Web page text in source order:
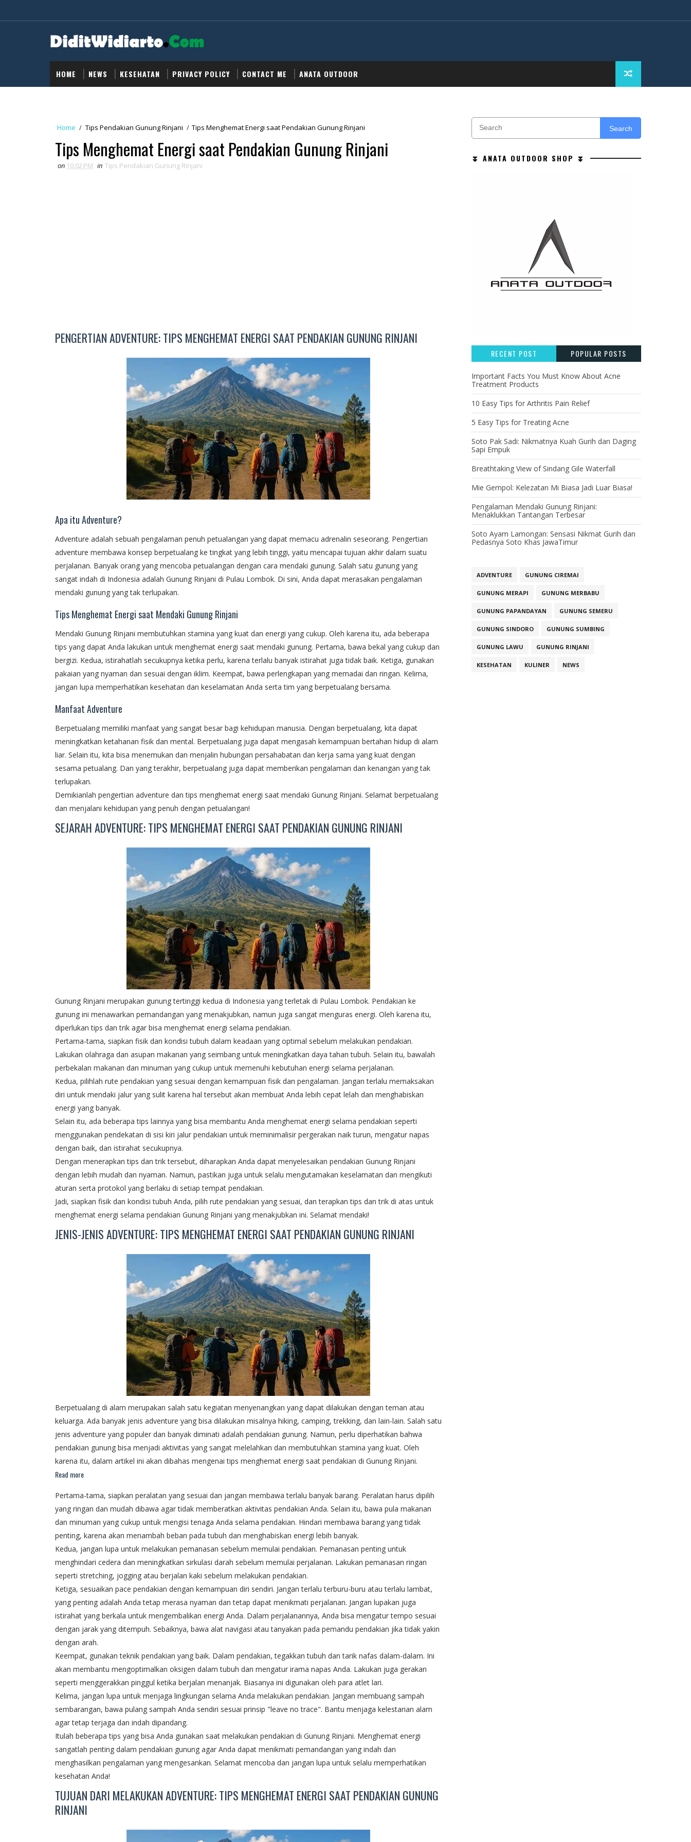
HOME NEWS KESEHATAN PRIVACY POLICY CONTACT ME ANATA OUTDOOR
Home / Tips Pendakian Gunung Rinjani / Tips Menghemat Energi saat Pendakian Gunung Rinjani
Tips Menghemat Energi saat Pendakian Gunung Rinjani
on 10:02 PM in Tips Pendakian Gunung Rinjani
PENGERTIAN ADVENTURE: TIPS MENGHEMAT ENERGI SAAT PENDAKIAN GUNUNG RINJANI
Apa itu Adventure?
Adventure adalah sebuah pengalaman penuh petualangan yang dapat memacu adrenalin seseorang. Pengertian
adventure membawa konsep berpetualang ke tingkat yang lebih tinggi, yaitu mencapai tujuan akhir dalam suatu
perjalanan. Banyak orang yang mencoba petualangan dengan cara mendaki gunung. Salah satu gunung yang
sangat indah di Indonesia adalah Gunung Rinjani di Pulau Lombok. Di sini, Anda dapat merasakan pengalaman
mendaki gunung yang tak terlupakan.
Tips Menghemat Energi saat Mendaki Gunung Rinjani
Mendaki Gunung Rinjani membutuhkan stamina yang kuat dan energi yang cukup. Oleh karena itu, ada beberapa
tips yang dapat Anda lakukan untuk menghemat energi saat mendaki gunung. Pertama, bawa bekal yang cukup dan
bergizi. Kedua, istirahatlah secukupnya ketika perlu, karena terlalu banyak istirahat juga tidak baik. Ketiga, gunakan
pakaian yang nyaman dan sesuai dengan iklim. Keempat, bawa perlengkapan yang memadai dan ringan. Kelima,
jangan lupa memperhatikan kesehatan dan keselamatan Anda serta tim yang berpetualang bersama.
Manfaat Adventure
Berpetualang memiliki manfaat yang sangat besar bagi kehidupan manusia. Dengan berpetualang, kita dapat
meningkatkan ketahanan fisik dan mental. Berpetualang juga dapat mengasah kemampuan bertahan hidup di alam
liar. Selain itu, kita bisa menemukan dan menjalin hubungan persahabatan dan kerja sama yang kuat dengan
sesama petualang. Dan yang terakhir, berpetualang juga dapat memberikan pengalaman dan kenangan yang tak
terlupakan.
Demikianlah pengertian adventure dan tips menghemat energi saat mendaki Gunung Rinjani. Selamat berpetualang
dan menjalani kehidupan yang penuh dengan petualangan!
SEJARAH ADVENTURE: TIPS MENGHEMAT ENERGI SAAT PENDAKIAN GUNUNG RINJANI
Gunung Rinjani merupakan gunung tertinggi kedua di Indonesia yang terletak di Pulau Lombok. Pendakian ke
gunung ini menawarkan pemandangan yang menakjubkan, namun juga sangat menguras energi. Oleh karena itu,
diperlukan tips dan trik agar bisa menghemat energi selama pendakian.
Pertama-tama, siapkan fisik dan kondisi tubuh dalam keadaan yang optimal sebelum melakukan pendakian.
Lakukan olahraga dan asupan makanan yang seimbang untuk meningkatkan daya tahan tubuh. Selain itu, bawalah
perbekalan makanan dan minuman yang cukup untuk memenuhi kebutuhan energi selama perjalanan.
Kedua, pilihlah rute pendakian yang sesuai dengan kemampuan fisik dan pengalaman. Jangan terlalu memaksakan
diri untuk mendaki jalur yang sulit karena hal tersebut akan membuat Anda lebih cepat lelah dan menghabiskan
energi yang banyak.
Selain itu, ada beberapa tips lainnya yang bisa membantu Anda menghemat energi selama pendakian seperti
menggunakan pendekatan di sisi kiri jalur pendakian untuk meminimalisir pergerakan naik turun, mengatur napas
dengan baik, dan istirahat secukupnya.
Dengan menerapkan tips dan trik tersebut, diharapkan Anda dapat menyelesaikan pendakian Gunung Rinjani
dengan lebih mudah dan nyaman. Namun, pastikan juga untuk selalu mengutamakan keselamatan dan mengikuti
aturan serta protokol yang berlaku di setiap tempat pendakian.
Jadi, siapkan fisik dan kondisi tubuh Anda, pilih rute pendakian yang sesuai, dan terapkan tips dan trik di atas untuk
menghemat energi selama pendakian Gunung Rinjani yang menakjubkan ini. Selamat mendaki!
JENIS-JENIS ADVENTURE: TIPS MENGHEMAT ENERGI SAAT PENDAKIAN GUNUNG RINJANI
Berpetualang di alam merupakan salah satu kegiatan menyenangkan yang dapat dilakukan dengan teman atau
keluarga. Ada banyak jenis adventure yang bisa dilakukan misalnya hiking, camping, trekking, dan lain-lain. Salah satu
jenis adventure yang populer dan banyak diminati adalah pendakian gunung. Namun, perlu diperhatikan bahwa
pendakian gunung bisa menjadi aktivitas yang sangat melelahkan dan membutuhkan stamina yang kuat. Oleh
karena itu, dalam artikel ini akan dibahas mengenai tips menghemat energi saat pendakian di Gunung Rinjani.
Read more
Pertama-tama, siapkan peralatan yang sesuai dan jangan membawa terlalu banyak barang. Peralatan harus dipilih
yang ringan dan mudah dibawa agar tidak memberatkan aktivitas pendakian Anda. Selain itu, bawa pula makanan
dan minuman yang cukup untuk mengisi tenaga Anda selama pendakian. Hindari membawa barang yang tidak
penting, karena akan menambah beban pada tubuh dan menghabiskan energi lebih banyak.
Kedua, jangan lupa untuk melakukan pemanasan sebelum memulai pendakian. Pemanasan penting untuk
menghindari cedera dan meningkatkan sirkulasi darah sebelum memulai perjalanan. Lakukan pemanasan ringan
seperti stretching, jogging atau berjalan kaki sebelum melakukan pendakian.
Ketiga, sesuaikan pace pendakian dengan kemampuan diri sendiri. Jangan terlalu terburu-buru atau terlalu lambat,
yang penting adalah Anda tetap merasa nyaman dan tetap dapat menikmati perjalanan. Jangan lupakan juga
istirahat yang berkala untuk mengembalikan energi Anda. Dalam perjalanannya, Anda bisa mengatur tempo sesuai
dengan jarak yang ditempuh. Sebaiknya, bawa alat navigasi atau tanyakan pada pemandu pendakian jika tidak yakin
dengan arah.
Keempat, gunakan teknik pendakian yang baik. Dalam pendakian, tegakkan tubuh dan tarik nafas dalam-dalam. Ini
akan membantu mengoptimalkan oksigen dalam tubuh dan mengatur irama napas Anda. Lakukan juga gerakan
seperti menggerakkan pinggul ketika berjalan menanjak. Biasanya ini digunakan oleh para atlet lari.
Kelima, jangan lupa untuk menjaga lingkungan selama Anda melakukan pendakian. Jangan membuang sampah
sembarangan, bawa pulang sampah Anda sendiri sesuai prinsip "leave no trace". Bantu menjaga kelestarian alam
agar tetap terjaga dan indah dipandang.
Itulah beberapa tips yang bisa Anda gunakan saat melakukan pendakian di Gunung Rinjani. Menghemat energi
sangatlah penting dalam pendakian gunung agar Anda dapat menikmati pemandangan yang indah dan
menghasilkan pengalaman yang mengesankan. Selamat mencoba dan jangan lupa untuk selalu memperhatikan
kesehatan Anda!
TUJUAN DARI MELAKUKAN ADVENTURE: TIPS MENGHEMAT ENERGI SAAT PENDAKIAN GUNUNG
RINJANI
Search
⏬ ANATA OUTDOOR SHOP ⏬
RECENT POST POPULAR POSTS
Important Facts You Must Know About Acne
Treatment Products
10 Easy Tips for Arthritis Pain Relief
5 Easy Tips for Treating Acne
Soto Pak Sadi: Nikmatnya Kuah Gurih dan Daging
Sapi Empuk
Breathtaking View of Sindang Gile Waterfall
Mie Gempol: Kelezatan Mi Biasa Jadi Luar Biasa!
Pengalaman Mendaki Gunung Rinjani:
Menaklukkan Tantangan Terbesar
Soto Ayam Lamongan: Sensasi Nikmat Gurih dan
Pedasnya Soto Khas JawaTimur
ADVENTURE GUNUNG CIREMAI
GUNUNG MERAPI GUNUNG MERBABU
GUNUNG PAPANDAYAN GUNUNG SEMERU
GUNUNG SINDORO GUNUNG SUMBING
GUNUNG LAWU GUNUNG RINJANI
KESEHATAN KULINER NEWS